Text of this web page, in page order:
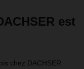
est
chez DACHSER